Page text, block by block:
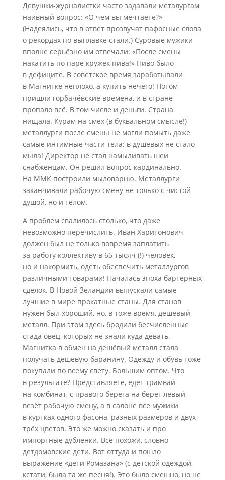
Девушки-журналистки часто задавали металургам
наивный вопрос: «О чём вы мечтаете?»
(Надеялись, что в ответ прозвучат пафосные слова
о рекордах по выплавке стали.) Суровые мужики
вполне серьёзно им отвечали: «После смены
накатить по паре кружек пива!» Пиво было
в дефиците. В советское время зарабатывали
в Магнитке неплохо, а купить нечего! Потом
пришли горбачёвские времена, и в стране
пропало всё. В том числе и деньги. Страна
нищала. Курам на смех (в буквальном смысле!)
металлурги после смены не могли помыть даже
самые интимные части тела: в душевых не стало
мыла! Директор не стал намыливать шеи
снабженцам. Он решил вопрос кардинально.
На ММК построили мыловарню. Металлурги
заканчивали рабочую смену не только с чистой
душой, но и телом.
А проблем свалилось столько, что даже
невозможно перечислить. Иван Харитонович
должен был не только вовремя заплатить
за работу коллективу в 65 тысяч (!) человек,
но и накормить, одеть обеспечить металлургов
различными товарами! Началась эпоха бартерных
сделок. В Новой Зеландии выпускали самые
лучшие в мире прокатные станы. Для станов
нужен был хороший, но, в тоже время, дешёвый
металл. При этом здесь бродили бесчисленные
стада овец, которых не знали куда девать.
Магнитка в обмен на дешёвый металл стала
получать дешёвую баранину. Одежду и обувь тоже
покупали по всему свету. Большим оптом. Что
в результате? Представляете, едет трамвай
на комбинат, с правого берега на берег левый,
везёт рабочую смену, а в салоне все мужики
в куртках одного фасона, разных размеров и двух-
трёх цветов. Это же можно сказать и про
импортные дублёнки. Все похожи, словно
детдомовские дети. Вот оттуда и пошло
выражение «дети Ромазана» (с детской одеждой,
кстати, была та же песня!). Это было смешно, но не